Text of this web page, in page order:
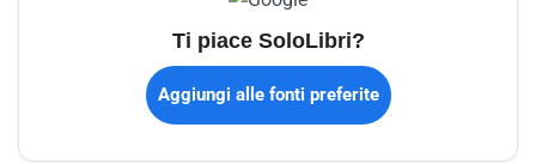
Ti piace SoloLibri?
Aggiungi alle fonti preferite